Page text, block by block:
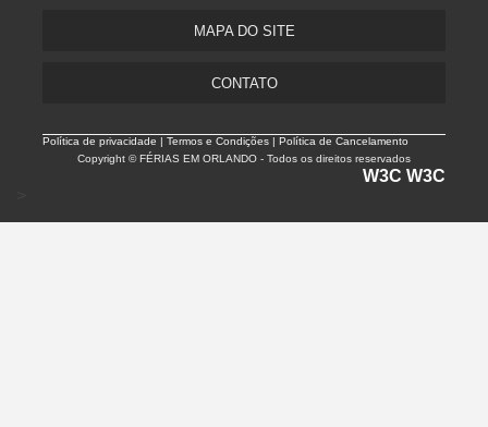
MAPA DO SITE
CONTATO
Política de privacidade |Termos e Condições | Política de Cancelamento
Copyright © FÉRIAS EM ORLANDO - Todos os direitos reservados
W3C W3C